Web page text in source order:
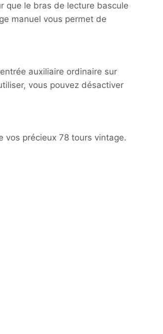
que le bras de lecture bascule
manuel vous permet de
auxiliaire ordinaire sur
vous pouvez désactiver
vos précieux 78 tours vintage.